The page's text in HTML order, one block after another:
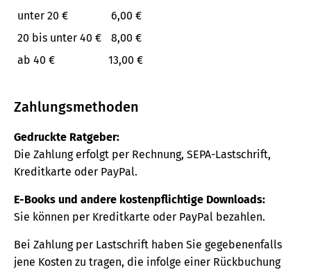
unter 20 €
6,00 €
20 bis unter 40 €
8,00 €
ab 40 €
13,00 €
Zahlungsmethoden
Gedruckte Ratgeber:
Die Zahlung erfolgt per Rechnung, SEPA-Lastschrift,
Kreditkarte oder PayPal.
E-Books und andere kostenpflichtige Downloads:
Sie können per Kreditkarte oder PayPal bezahlen.
Bei Zahlung per Lastschrift haben Sie gegebenenfalls
jene Kosten zu tragen, die infolge einer Rückbuchung